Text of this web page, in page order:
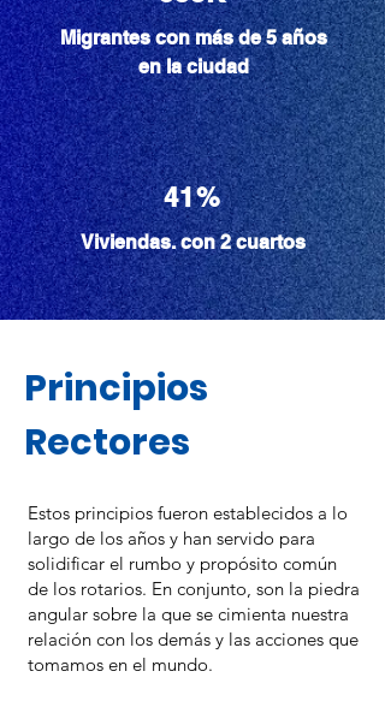
Migrantes con más de 5 años
en la ciudad
41%
Viviendas. con 2 cuartos
Principios
Rectores
Estos principios fueron establecidos a lo
largo de los años y han servido para
solidificar el rumbo y propósito común
de los rotarios. En conjunto, son la piedra
angular sobre la que se cimienta nuestra
relación con los demás y las acciones que
tomamos en el mundo.